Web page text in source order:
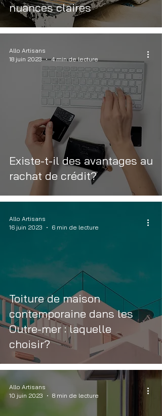
nuances claires
Existe-t-il des avantages au
rachat de crédit?
Allo Artisans
18 juin 2023
4 min de lecture
Toiture de maison
contemporaine dans les
Outre-mer : laquelle
choisir?
Allo Artisans
16 juin 2023
6 min de lecture
Allo Artisans
10 juin 2023
8 min de lecture